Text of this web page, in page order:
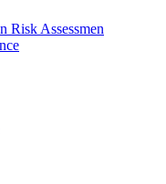
Risk Assessmen